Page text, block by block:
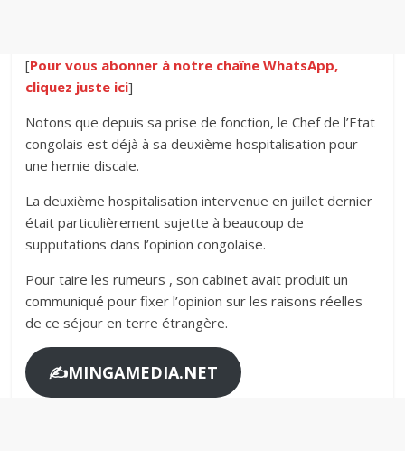
[Pour vous abonner à notre chaîne WhatsApp,
cliquez juste ici]
Notons que depuis sa prise de fonction, le Chef de l’Etat
congolais est déjà à sa deuxième hospitalisation pour
une hernie discale.
La deuxième hospitalisation intervenue en juillet dernier
était particulièrement sujette à beaucoup de
supputations dans l’opinion congolaise.
Pour taire les rumeurs , son cabinet avait produit un
communiqué pour fixer l’opinion sur les raisons réelles
de ce séjour en terre étrangère.
✍️MINGAMEDIA.NET